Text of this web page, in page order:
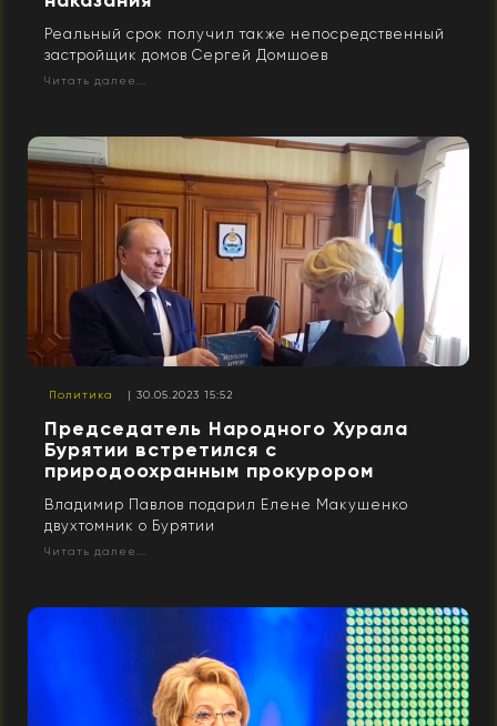
Реальный срок получил также непосредственный
застройщик домов Сергей Домшоев
Читать далее...
Политика | 30.05.2023 15:52
Председатель Народного Хурала
Бурятии встретился с
природоохранным прокурором
Владимир Павлов подарил Елене Макушенко
двухтомник о Бурятии
Читать далее...